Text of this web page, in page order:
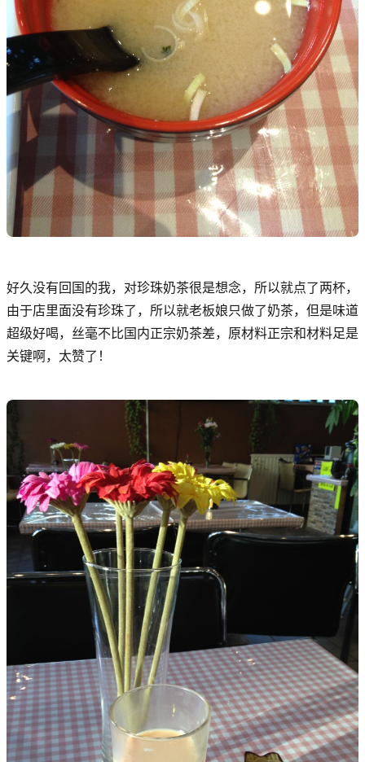
好久没有回国的我，对珍珠奶茶很是想念，所以就点了两杯，
由于店里面没有珍珠了，所以就老板娘只做了奶茶，但是味道
超级好喝，丝毫不比国内正宗奶茶差，原材料正宗和材料足是
关键啊，太赞了！